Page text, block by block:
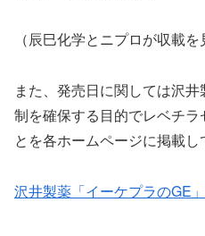
（辰巳化学とニプロが収載を
また、発売日に関しては沢
制を確保する目的でレベチ
とを各ホームページに掲載し
沢井製薬「イーケプラのGE